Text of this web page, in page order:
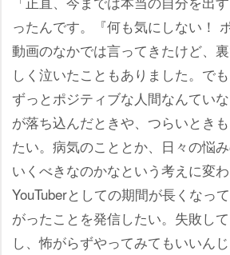
ったんです。『何も気にしない！
動画のなかでは言ってきたけど、
しく泣いたこともありました。でも
ずっとポジティブな人間なんてい
が落ち込んだときや、つらいとき
たい。病気のこととか、日々の悩
いくべきなのかなという考えに変わ
YouTuberとしての期間が長くなっ
がったことを発信したい。失敗し
し、怖がらずやってみてもいいん